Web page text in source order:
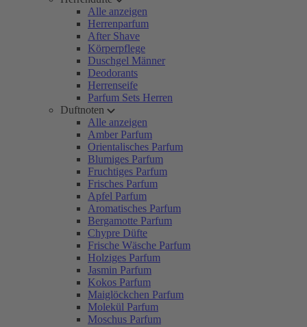
Alle anzeigen
Herrenparfum
After Shave
Körperpflege
Duschgel Männer
Deodorants
Herrenseife
Parfum Sets Herren
Duftnoten
Alle anzeigen
Amber Parfum
Orientalisches Parfum
Blumiges Parfum
Fruchtiges Parfum
Frisches Parfum
Apfel Parfum
Aromatisches Parfum
Bergamotte Parfum
Chypre Düfte
Frische Wäsche Parfum
Holziges Parfum
Jasmin Parfum
Kokos Parfum
Maiglöckchen Parfum
Molekül Parfum
Moschus Parfum